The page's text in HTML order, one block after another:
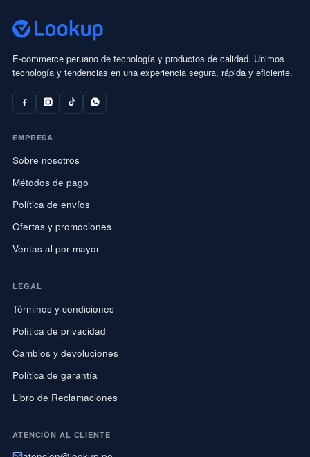
E-commerce peruano de tecnología y productos de calidad. Unimos
tecnología y tendencias en una experiencia segura, rápida y eficiente.
EMPRESA
Sobre nosotros
Métodos de pago
Política de envíos
Ofertas y promociones
Ventas al por mayor
LEGAL
Términos y condiciones
Política de privacidad
Cambios y devoluciones
Política de garantía
Libro de Reclamaciones
ATENCIÓN AL CLIENTE